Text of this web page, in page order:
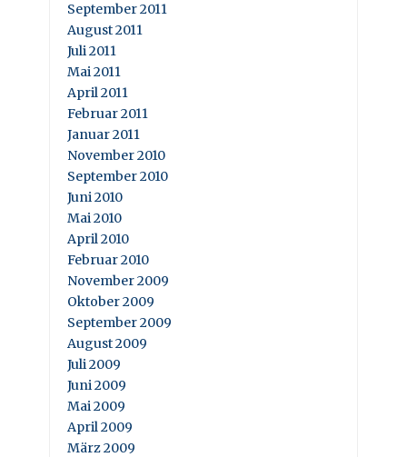
September 2011
August 2011
Juli 2011
Mai 2011
April 2011
Februar 2011
Januar 2011
November 2010
September 2010
Juni 2010
Mai 2010
April 2010
Februar 2010
November 2009
Oktober 2009
September 2009
August 2009
Juli 2009
Juni 2009
Mai 2009
April 2009
März 2009